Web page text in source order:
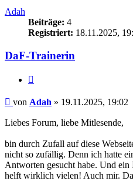
Adah
Beiträge: 4
Registriert: 18.11.2025,
DaF-Trainerin
Beitrag
von Adah » 19.11.2025, 19:02
Liebes Forum, liebe Mitlesende,
bin durch Zufall auf diese
nicht so zufällig. Denn ich hatte
Antworten gesucht habe. Und
helft wirklich vielen! Auch mir.